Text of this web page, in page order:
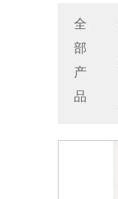
全
部
产
品